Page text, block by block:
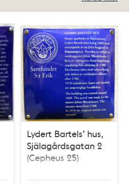
Lydert Bartels’ hus,
Själagårdsgatan 2
(Cepheus 25)